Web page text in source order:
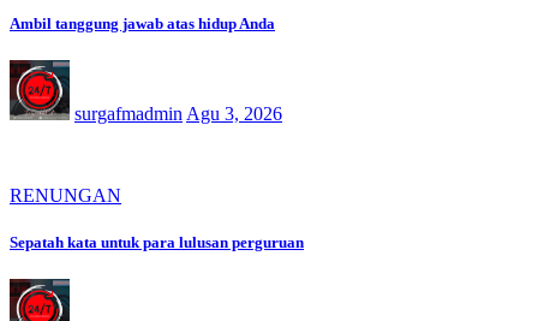
Ambil tanggung jawab atas hidup Anda
surgafmadmin Agu 3, 2026
RENUNGAN
Sepatah kata untuk para lulusan perguruan